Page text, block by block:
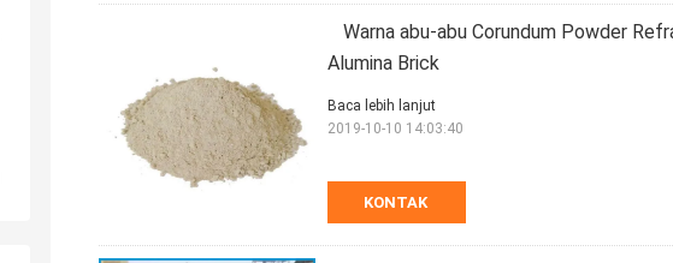
Warna abu-abu Corundum Powder
Alumina Brick
KONTAK
Baca lebih lanjut
2019-10-10 14:03:40